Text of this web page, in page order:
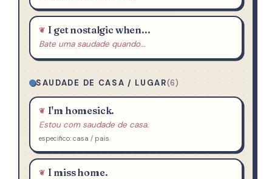
I get nostalgic when...
Bate uma saudade quando...
SAUDADE DE CASA / LUGAR(6)
I'm homesick.
Estou com saudade de casa.
especifico: casa / pais
I miss home.